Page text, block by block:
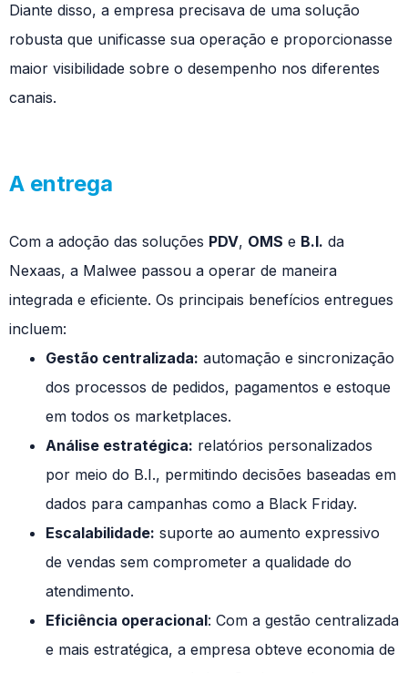
Diante disso, a empresa precisava de uma solução
robusta que unificasse sua operação e proporcionasse
maior visibilidade sobre o desempenho nos diferentes
canais.
A entrega
Com a adoção das soluções PDV, OMS e B.I. da
Nexaas, a Malwee passou a operar de maneira
integrada e eficiente. Os principais benefícios entregues
incluem:
Gestão centralizada: automação e sincronização
dos processos de pedidos, pagamentos e estoque
em todos os marketplaces.
Análise estratégica: relatórios personalizados
por meio do B.I., permitindo decisões baseadas em
dados para campanhas como a Black Friday.
Escalabilidade: suporte ao aumento expressivo
de vendas sem comprometer a qualidade do
atendimento.
Eficiência operacional: Com a gestão centralizada
e mais estratégica, a empresa obteve economia de